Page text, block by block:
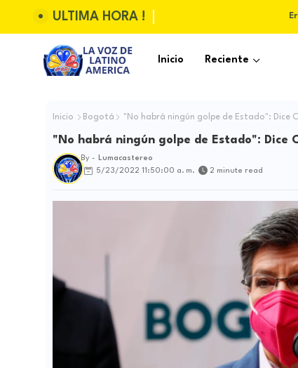
ULTIMA HORA !
Inicio Reciente
Inicio Bogotá "No habrá ningún golpe de Estado": Dice
"No habrá ningún golpe de Estado": Dice
By -
Lumacastereo
5/23/2022 11:50:00 a. m.
2 minute read